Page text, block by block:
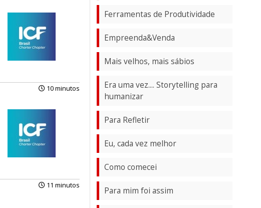
10 minutos
11 minutos
Ferramentas de Produtividade
Empreenda&Venda
Mais velhos, mais sábios
Era uma vez.... Storytelling para
humanizar
Para Refletir
Eu, cada vez melhor
Como comecei
Para mim foi assim